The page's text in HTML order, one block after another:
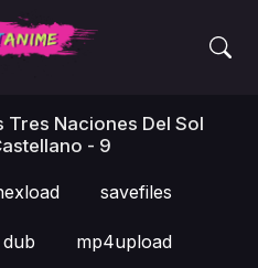
Tres Naciones Del Sol
- 9
savefiles
dub mp4upload